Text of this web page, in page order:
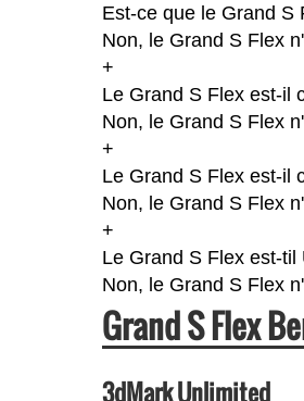
Est-ce que le Grand S
Non, le Grand S Flex
+
Le Grand S Flex est-il
Non, le Grand S Flex
+
Le Grand S Flex est-il
Non, le Grand S Flex
+
Le Grand S Flex est-til
Non, le Grand S Flex
Grand S Flex
3dMark Unlimited